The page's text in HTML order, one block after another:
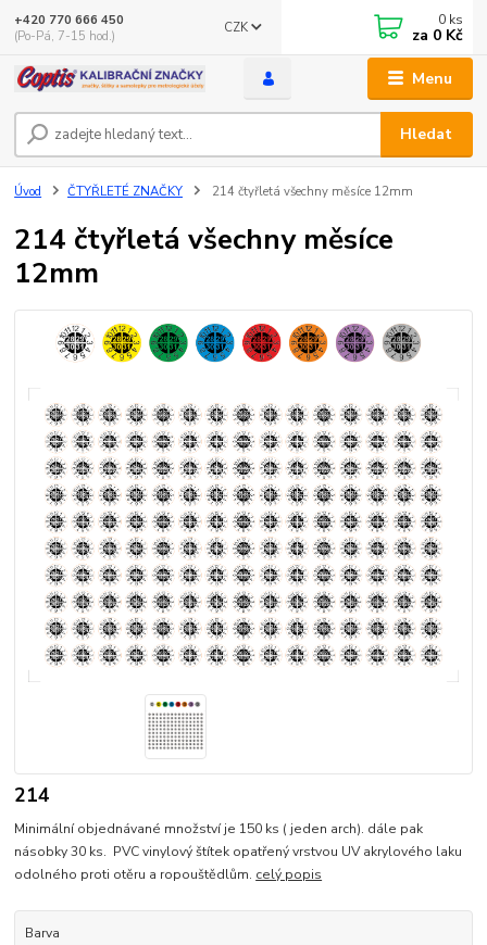
Menu
CZK
Hledat
+420 770 666 450
(Po-Pá, 7-15 hod.)
0 ks
za 0 Kč
Úvod ČTYŘLETÉ ZNAČKY 214 čtyřletá všechny měsíce 12mm
214 čtyřletá všechny měsíce
12mm
214
Minimální objednávané množství je 150 ks ( jeden arch). dále pak
násobky 30 ks. PVC vinylový štítek opatřený vrstvou UV akrylového laku
odolného proti otěru a ropouštědlům. celý popis
Barva